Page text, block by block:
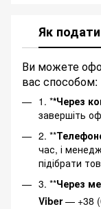
Як
Ви можете
вас способом:
1. **Через
завершіть
2. **
час, і
підібрати
3. **Через
Viber— +38